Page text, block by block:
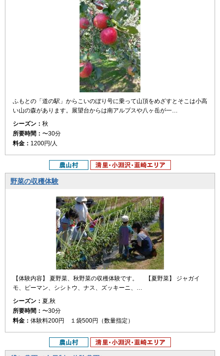
ふもとの「道の駅」からこいのぼり号に乗って山頂をめざすとそこは小高
い山の森があります。展望台からは南アルプスや八ヶ岳が一…
シーズン： 秋
所要時間： 〜30分
料金： 1200円/人
野菜の収穫体験
【体験内容】 夏野菜、秋野菜の収穫体験です。 【夏野菜】 ジャガイ
モ、ピーマン、シシトウ、ナス、ズッキーニ、…
シーズン： 夏,秋
所要時間： 〜30分
料金： 体験料200円 １袋500円（数量指定）